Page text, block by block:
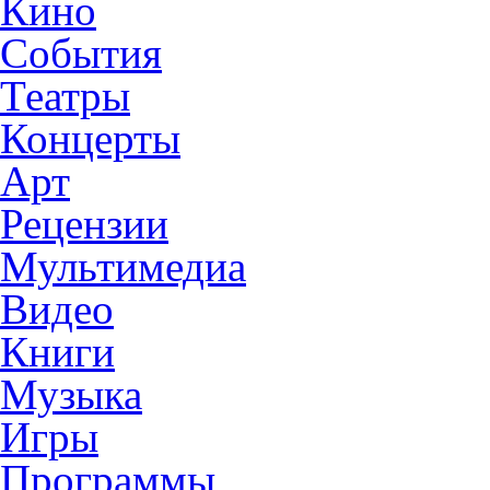
Кино
События
Театры
Концерты
Арт
Рецензии
Мультимедиа
Видео
Книги
Музыка
Игры
Программы